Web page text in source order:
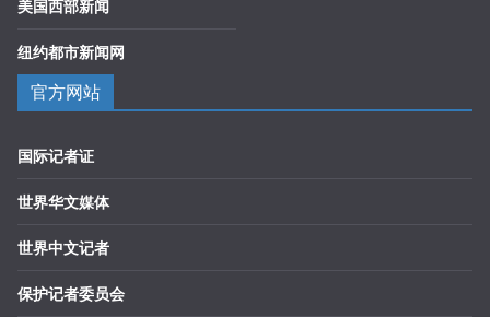
美国西部新闻
纽约都市新闻网
官方网站
国际记者证
世界华文媒体
世界中文记者
保护记者委员会